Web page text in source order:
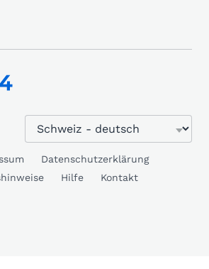
Datenschutzerklärung
Hilfe Kontakt